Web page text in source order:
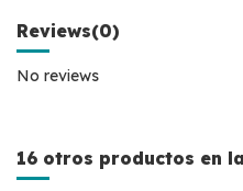
Reviews(0)
No reviews
16 otros productos en